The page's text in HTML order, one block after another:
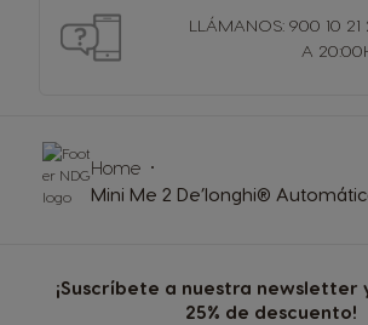
LLÁMANOS: 900 10 21
A
¡Suscríbete a nuestra newsletter
25% de descuento!
Home
Mini Me 2 De’longhi®